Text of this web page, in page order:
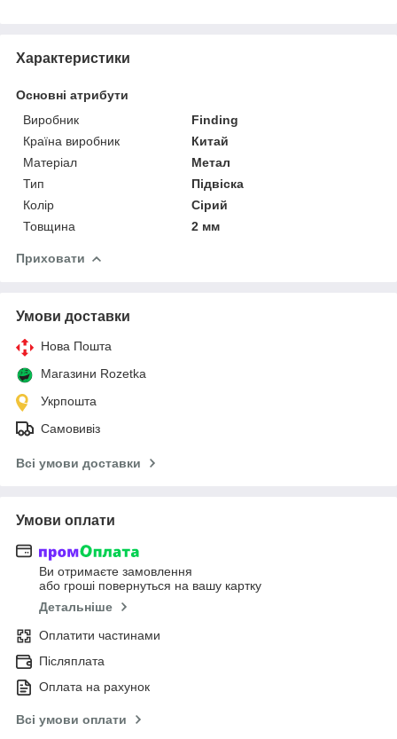
Характеристики
Основні атрибути
Виробник
Finding
Країна виробник
Китай
Матеріал
Метал
Тип
Підвіска
Колір
Сірий
Товщина
2 мм
Приховати
Умови доставки
Нова Пошта
Магазини Rozetka
Укрпошта
Самовивіз
Всі умови доставки
Умови оплати
Ви отримаєте замовлення
або гроші повернуться на вашу картку
Детальніше
Оплатити частинами
Післяплата
Оплата на рахунок
Всі умови оплати